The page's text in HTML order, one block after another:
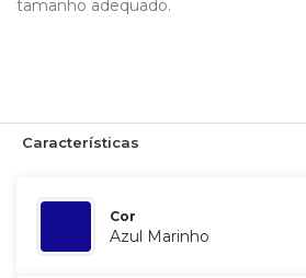
tamanho adequado.
Características
Cor
Azul Marinho